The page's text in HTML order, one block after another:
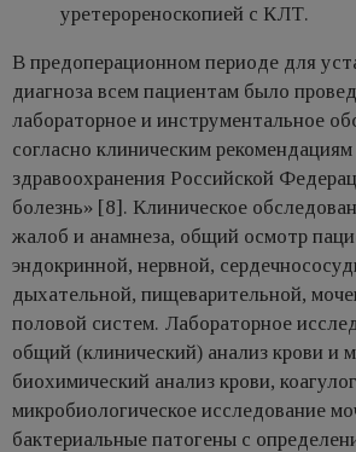
уретерореноскопией с КЛТ.
В предоперационном периоде для
диагноза всем пациентам было
лабораторное и инструментальное
согласно клиническим
здравоохранения Российской
болезнь» [8]. Клиническое
жалоб и анамнеза, общий осмотр
эндокринной, нервной,
дыхательной, пищеварительной,
половой систем. Лабораторное
общий (клинический) анализ крови и
биохимический анализ крови,
микробиологическое исследование
бактериальные патогены с